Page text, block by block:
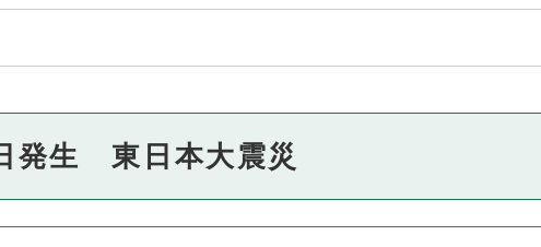
発生 東日本大震災